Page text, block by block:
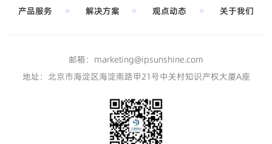
产品服务 解决方案 观点动态 关于我们
邮箱： marketing@ipsunshine.com
地址：北京市海淀区海淀南路甲21号中关村知识产权大厦A座